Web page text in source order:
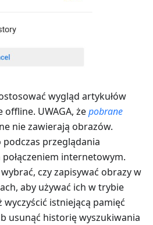
wygląd artykułów
UWAGA, żepobrane
nie zawierają obrazów.
przeglądania
internetowym.
czy zapisywać obrazy w
aby używać ich w trybie
istniejącą pamięć
usunąć historię wyszukiwania